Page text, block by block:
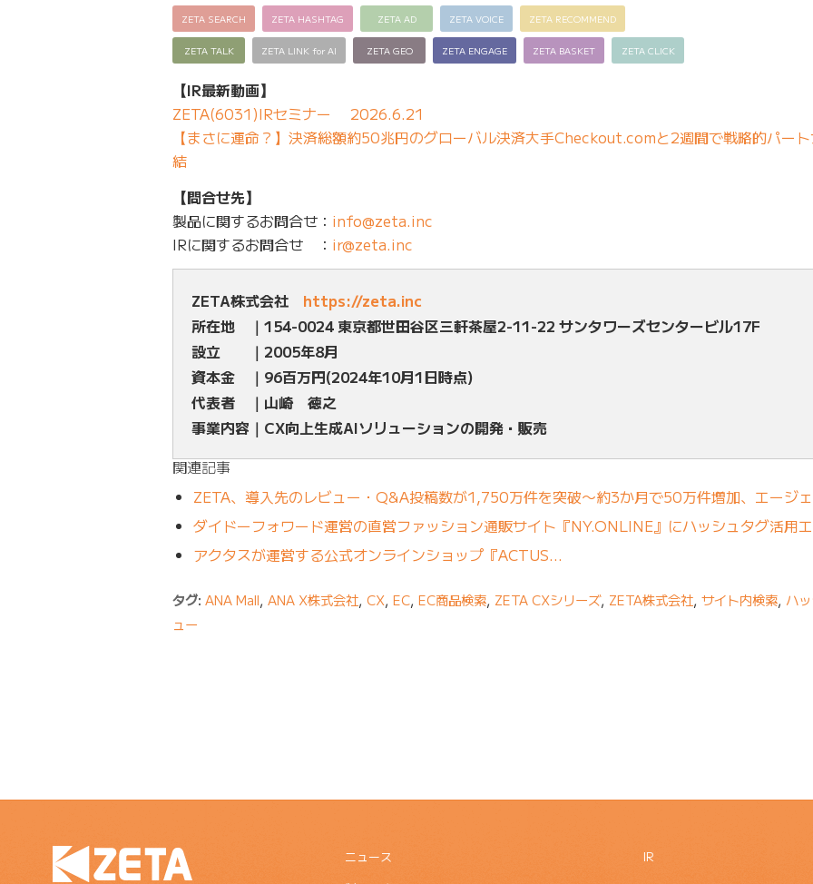
ZETA SEARCH ZETA HASHTAG ZETA AD ZETA VOICE ZETA RECOMMEND
ZETA TALK ZETA LINK for AI ZETA GEO ZETA ENGAGE ZETA BASKET ZETA CLICK
【IR最新動画】
ZETA(6031)IRセミナー 2026.6.21
【まさに運命？】決済総額約50兆円のグローバル決済大手Checkout.comと2週間で戦略的パー
結
【問合せ先】
製品に関するお問合せ： info@zeta.inc
IRに関するお問合せ ： ir@zeta.inc
ZETA株式会社 https://zeta.inc
所在地 ｜154-0024 東京都世田谷区三軒茶屋2-11-22 サンタワーズセンタービル17F
設立 ｜2005年8月
資本金 ｜96百万円(2024年10月1日時点)
代表者 ｜山崎 徳之
事業内容｜CX向上生成AIソリューションの開発・販売
関連記事
ZETA、導入先のレビュー・Q&A投稿数が1,750万件を突破〜約3か月で50万件増加、エージ
ダイドーフォワード運営の直営ファッション通販サイト『NY.ONLINE』にハッシュタグ活用
アクタスが運営する公式オンラインショップ『ACTUS…
タグ: ANA Mall, ANA X株式会社, CX, EC, EC商品検索, ZETA CXシリーズ, ZETA株式会社, サイト内検索, ハ
ュー
ニュース
IR